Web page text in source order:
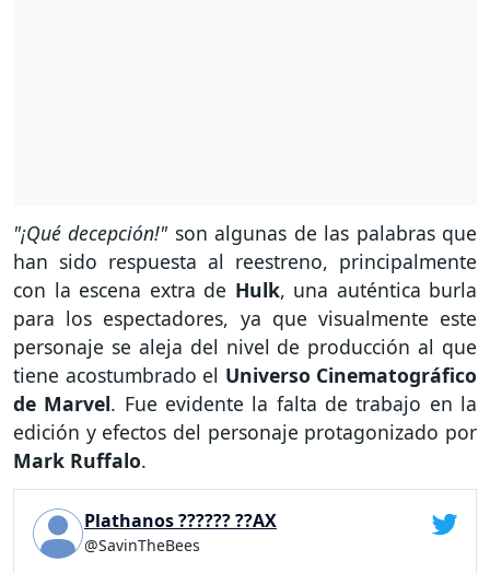
"¡Qué decepción!"son algunas de las palabras que
han sido respuesta al reestreno, principalmente
con la escena extra de Hulk, una auténtica burla
para los espectadores, ya que visualmente este
personaje se aleja del nivel de producción al que
tiene acostumbrado el Universo Cinematográfico
de Marvel. Fue evidente la falta de trabajo en la
edición y efectos del personaje protagonizado por
Mark Ruffalo.
Plathanos ?????? ??AX
@SavinTheBees